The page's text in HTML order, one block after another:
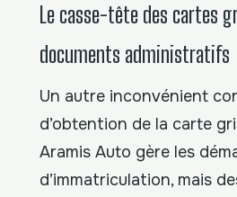
Le casse-tête des cartes
documents administratifs
Un autre inconvénient
d’obtention de la carte
Aramis Auto gère les
d’immatriculation, mais